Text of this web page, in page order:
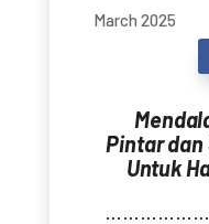
March 2025
Pintar
Untuk